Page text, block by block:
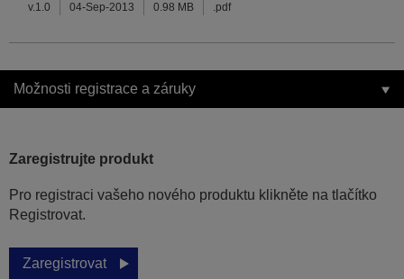
v.1.0 04-Sep-2013 0.98 MB .pdf
Možnosti registrace a záruky
Zaregistrujte produkt
Pro registraci vašeho nového produktu klikněte na tlačítko
Registrovat.
Zaregistrovat